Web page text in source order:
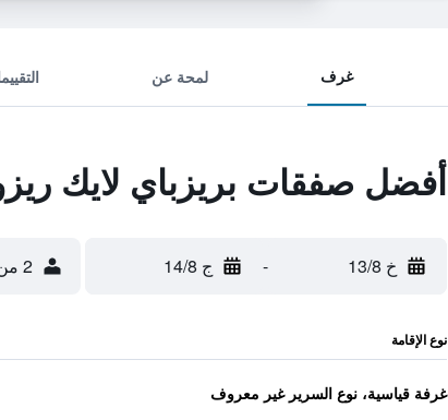
غرف لمحة عن
أفضل صفقات بريزباي لايك
خ 13/8 - ج 14/8 2 من الضيوف، غرفة واحدة
نوع الإقامة
غرفة قياسية، نوع السرير غير معروف